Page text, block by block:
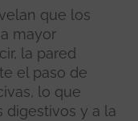
que los
mayor
la pared
el paso de
lo que
digestivos y a la